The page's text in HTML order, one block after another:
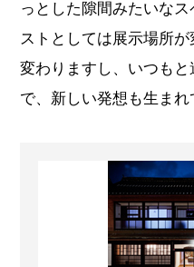
っとした隙間みたいな
ストとしては展示場所
変わりますし、いつも
で、新しい発想も生まれ